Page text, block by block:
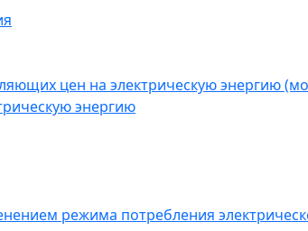
цен на электрическую энергию
энергию
режима потребления